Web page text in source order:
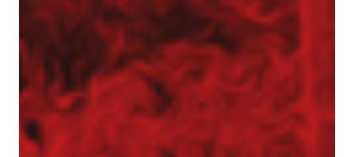
Specjaliści w dziedzinie geotechniki
Zespół Tergon
Polityka prywatności
Polityka prywatności
Realizujemy zlecenia na terenie całego kraju